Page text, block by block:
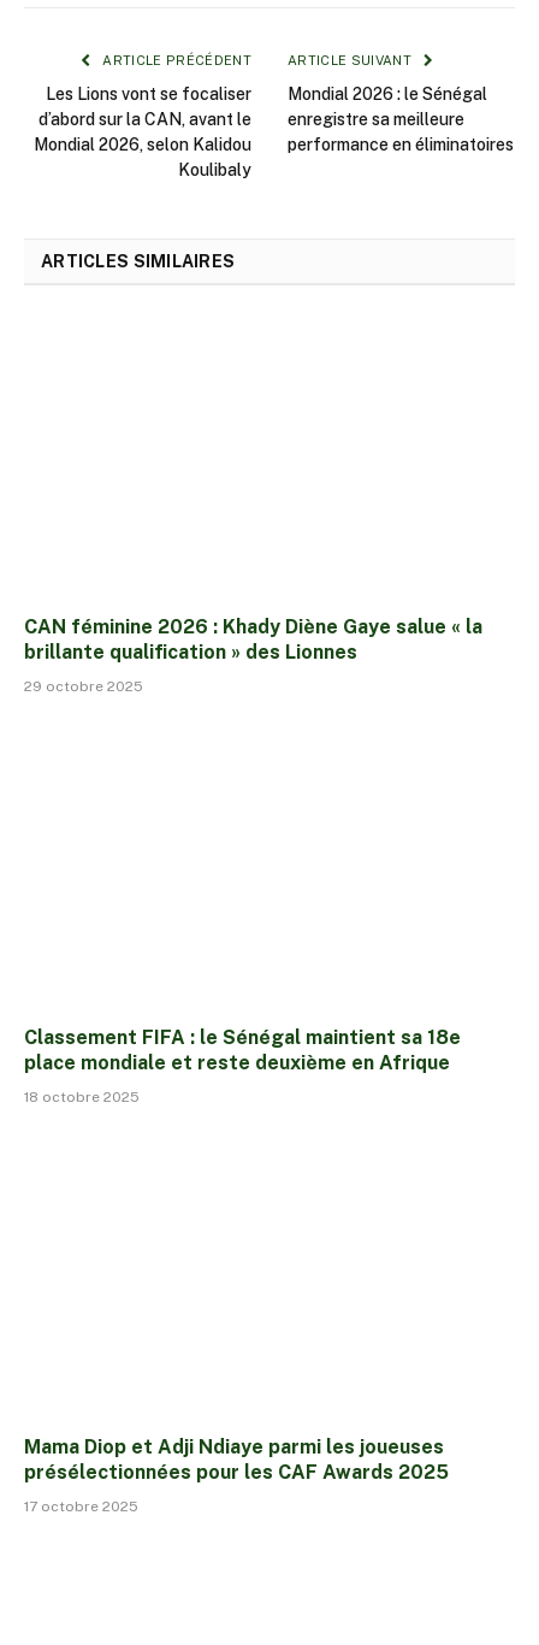
ARTICLE PRÉCÉDENT
Les Lions vont se focaliser
d’abord sur la CAN, avant le
Mondial 2026, selon Kalidou
Koulibaly
ARTICLE SUIVANT
Mondial 2026 : le Sénégal
enregistre sa meilleure
performance en éliminatoires
ARTICLES SIMILAIRES
CAN féminine 2026 : Khady Diène Gaye salue « la
brillante qualification » des Lionnes
29 octobre 2025
Classement FIFA : le Sénégal maintient sa 18e
place mondiale et reste deuxième en Afrique
18 octobre 2025
Mama Diop et Adji Ndiaye parmi les joueuses
présélectionnées pour les CAF Awards 2025
17 octobre 2025